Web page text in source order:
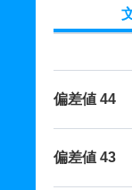
偏差値 44
偏差値 43